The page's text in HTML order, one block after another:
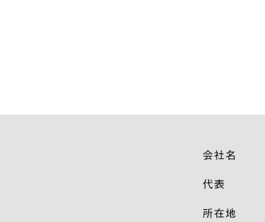
会社名
代表
所在地